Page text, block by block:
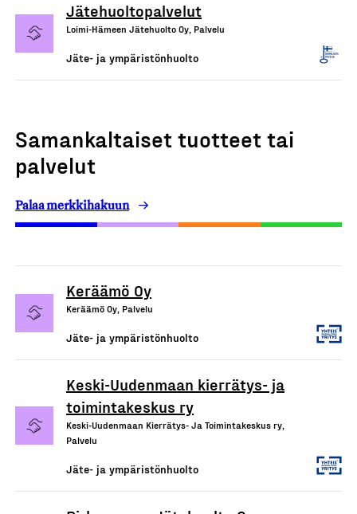
Jätehuoltopalvelut
Loimi-Hämeen Jätehuolto Oy, Palvelu
Jäte- ja ympäristönhuolto
Samankaltaiset tuotteet tai
palvelut
Palaa merkkihakuun
Keräämö Oy
Keräämö Oy, Palvelu
Jäte- ja ympäristönhuolto
Keski-Uudenmaan kierrätys- ja
toimintakeskus ry
Keski-Uudenmaan Kierrätys- Ja Toimintakeskus ry,
Palvelu
Jäte- ja ympäristönhuolto